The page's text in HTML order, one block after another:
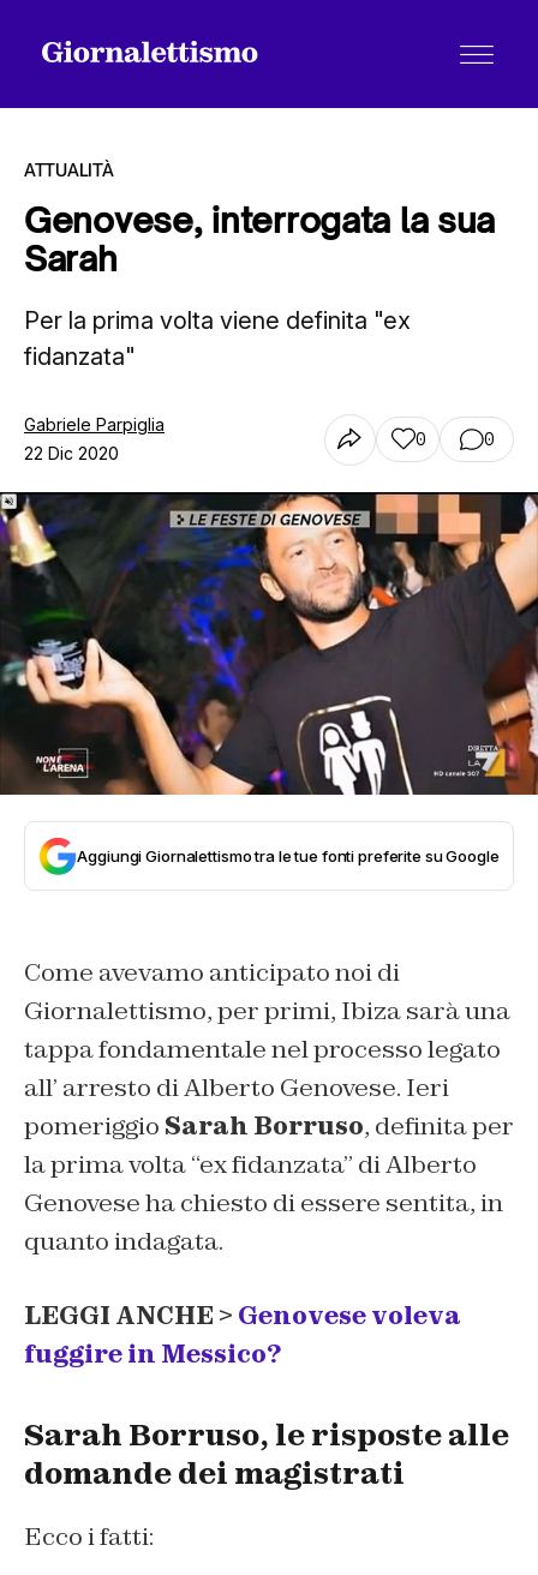
Tutti gli articoli
Chi siamo
Contatti
ATTUALITÀ
Genovese, interrogata la sua
Sarah
Per la prima volta viene definita "ex
fidanzata"
Gabriele Parpiglia
22 Dic 2020
0 0
Aggiungi Giornalettismo tra le tue fonti preferite su Google
Come avevamo anticipato noi di
Giornalettismo,per primi, Ibiza sarà una
tappa fondamentale nel processo legato
all’ arresto di Alberto Genovese. Ieri
pomeriggio Sarah Borruso, definita per
la prima volta “ex fidanzata” di Alberto
Genovese ha chiesto di essere sentita, in
quanto indagata.
LEGGI ANCHE > Genovese voleva
fuggire in Messico?
Sarah Borruso, le risposte alle
domande dei magistrati
Ecco i fatti: